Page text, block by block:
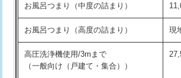
交換・取付(混合水栓（壁付・デッキ
式・ワンホール）)
交換・取付(排水栓・排水トラップ
（P/S/ポップアップ））
お風呂つまり（中度の詰まり）
お風呂つまり（高度の詰まり） 現
高圧洗浄機使用/3mまで
（一般向け（戸建て・集合））